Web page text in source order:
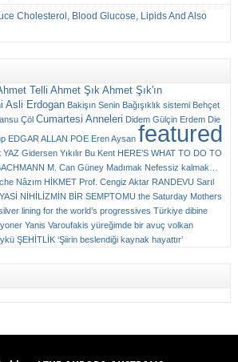
Cholesterol, Blood Glucose, Lipids And Also
Telli Ahmet Şık Ahmet Şık'ın
Asli Erdogan Bakişın Senin Bağışıklık sistemi Behçet
Çöl Cumartesi Anneleri Didem Gülçin Erdem Die
EDGAR ALLAN POE Eren Aysan featured
YAZ Gidersen Yıkılır Bu Kent HERE’S WHAT TO DO TO
M. Can Güney Madımak Nefessiz kalmak…
Nâzım HİKMET Prof. Cengiz Aktar RANDEVU Sarıl
NİHİLİZMİN BİR SEMPTOMU the Saturday Mothers
lining for the world’s progressives Türkiye dibine
Yanis Varoufakis yüreğimde bir avuç volkan
ŞEHİTLİK ‘Şiirin beslendiği kaynak hayattır’